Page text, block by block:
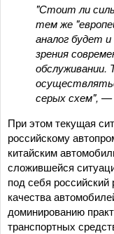
"Стоит ли
тем же
аналог будет
зрения
обслуживании.
серых схем", —
При этом текущая
российскому
китайским
сложившейся
под себя
качества
доминированию
транспортных